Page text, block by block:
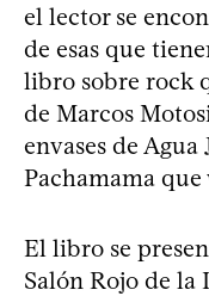
el lector se
de esas que
libro sobre rock
de Marcos
envases de
Pachamama
El libro se
Salón Rojo de